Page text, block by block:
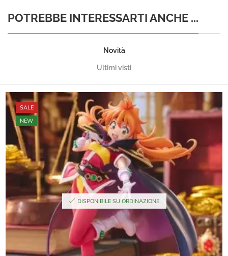
POTREBBE INTERESSARTI ANCHE ...
Novità
Ultimi visti
SALE
NEW
DISPONIBILE SU ORDINAZIONE